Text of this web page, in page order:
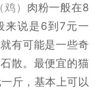
鸡） 肉粉一般在8
来说是6到7元一
有可能是一些奇
散。最便宜的猫
斤，基本上可以